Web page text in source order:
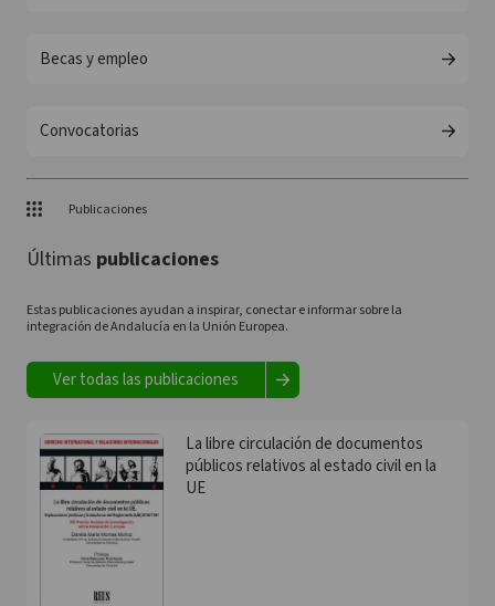
Becas y empleo
Convocatorias
Publicaciones
Últimas publicaciones
Estas publicaciones ayudan a inspirar, conectar e informar sobre la
integración de Andalucía en la Unión Europea.
Ver todas las publicaciones
La libre circulación de documentos
públicos relativos al estado civil en la
UE